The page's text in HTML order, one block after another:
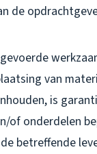
de
van
is
of onderdelen
betreffende